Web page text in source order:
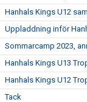
Hanhals Kings U12
Uppladdning inför
Sommarcamp 2023,
Hanhals Kings U13
Hanhals Kings U12
Tack